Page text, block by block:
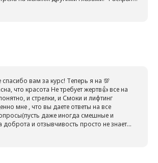
лица" - как хорошо вы написали.
вам за курс! Теперь я на 💯
что красота Не требует жертв👍 все на
и стрелки, и Смоки и лифтинг
мне , что вы даете ответы на все
даже иногда смешные и
и отзывчивость просто не знает
Алена, что вы есть в моей жизни ❤️☺️С